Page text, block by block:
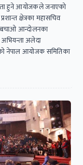
हुने आयोजकले जनाएको
क्षेत्रका महासचिव
बचाओ आन्दोलनका
अलेदा
नेपाल आयोजक समितिका